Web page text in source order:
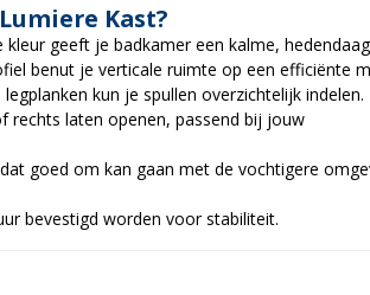
Kast?
geeft je badkamer een kalme,
benut je verticale ruimte op een efficiënte
kun je spullen overzichtelijk indelen.
rechts laten openen, passend bij jouw
goed om kan gaan met de vochtigere
bevestigd worden voor stabiliteit.